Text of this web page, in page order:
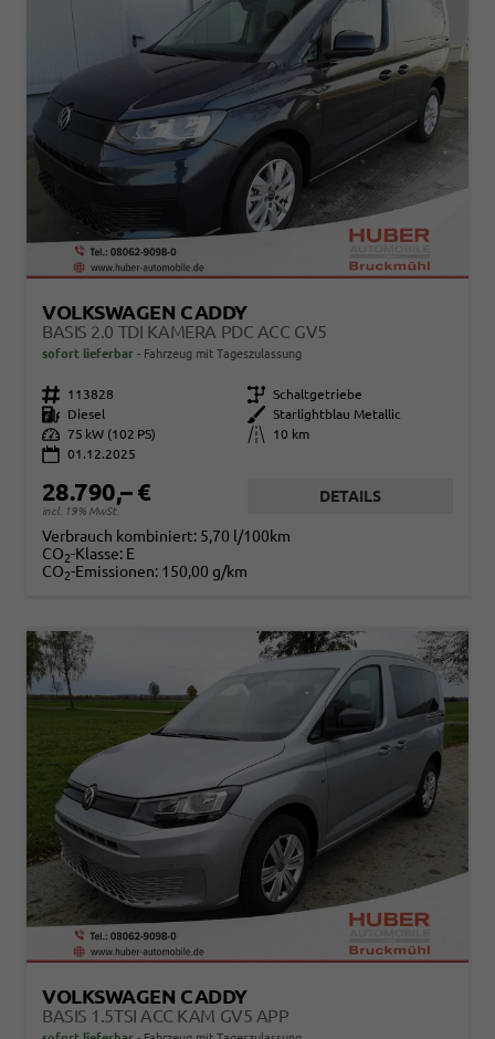
VOLKSWAGEN CADDY
BASIS 2.0 TDI KAMERA PDC ACC GV5
sofort lieferbar Fahrzeug mit Tageszulassung
Fahrzeugnr. 113828 Getriebe Schaltgetriebe
Kraftstoff
Diesel Außenfarbe
Starlightblau Metallic
Leistung 75 kW (102 PS) Kilometerstand
10 km
01.12.2025
28.790,– €
incl. 19% MwSt.
DETAILS
Verbrauch kombiniert: 5,70 l/100km
CO2-Klasse: E
CO2-Emissionen: 150,00 g/km
VOLKSWAGEN CADDY
BASIS 1.5TSI ACC KAM GV5 APP